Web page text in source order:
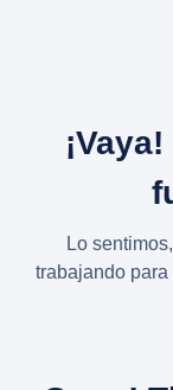
Lo
trabajando